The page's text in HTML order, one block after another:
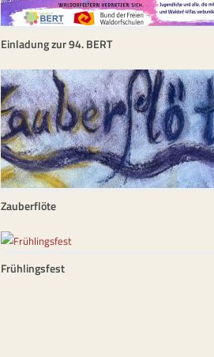
Einladung zur 94. BERT
Zauberflöte
Frühlingsfest